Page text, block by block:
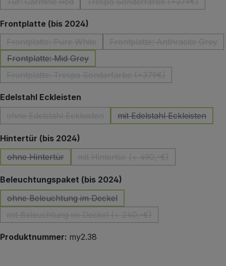
(Diese Option ist zurzeit nicht verfügbar.)(Diese Option ist zurzeit
Frontplatte (bis 2024)
(Diese Option ist zurzeit nicht verfügbar.)(Diese Option ist
Frontplatte: Mid Grey
(Diese Option ist zurzeit nicht verfügbar.)
(Diese Option ist zurzeit nicht verfügbar.)
Edelstahl Eckleisten
(Diese Option ist zurzeit nicht verfügbar.)
mit Edelstahl Eckleisten
(Diese Option ist
Hintertür (bis 2024)
ohne Hintertür
(Diese Option ist zurzeit nicht verfügbar.)
Beleuchtungspaket (bis 2024)
ohne Beleuchtung im Deckel
(Diese Option ist zurzeit nicht verfügbar.)
(Diese Option ist zurzeit nicht verfügbar.)
Produktnummer: my2.38